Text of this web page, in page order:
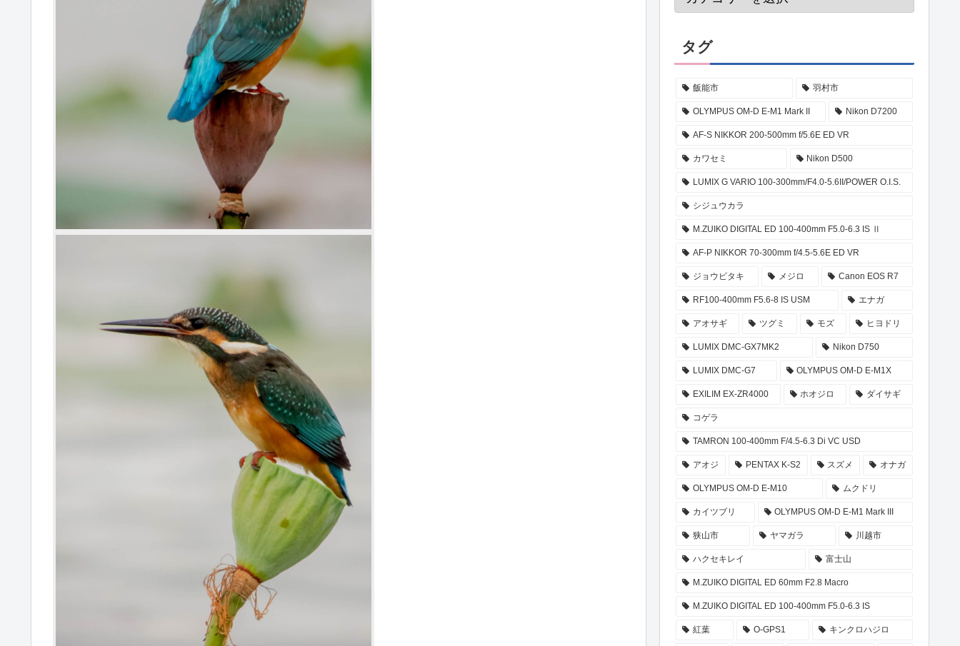
タグ
飯能市 羽村市
OLYMPUS OM-D E-M1 Mark II Nikon D7200
AF-S NIKKOR 200-500mm f/5.6E ED VR
カワセミ Nikon D500
LUMIX G VARIO 100-300mm/F4.0-5.6II/POWER O.I.S.
シジュウカラ
M.ZUIKO DIGITAL ED 100-400mm F5.0-6.3 IS Ⅱ
AF-P NIKKOR 70-300mm f/4.5-5.6E ED VR
ジョウビタキ メジロ Canon EOS R7
RF100-400mm F5.6-8 IS USM エナガ
アオサギ ツグミ モズ ヒヨドリ
LUMIX DMC-GX7MK2 Nikon D750
LUMIX DMC-G7 OLYMPUS OM-D E-M1X
EXILIM EX-ZR4000 ホオジロ ダイサギ
コゲラ
TAMRON 100-400mm F/4.5-6.3 Di VC USD
アオジ PENTAX K-S2 スズメ オナガ
OLYMPUS OM-D E-M10 ムクドリ
カイツブリ OLYMPUS OM-D E-M1 Mark III
狭山市 ヤマガラ 川越市
ハクセキレイ 富士山
M.ZUIKO DIGITAL ED 60mm F2.8 Macro
M.ZUIKO DIGITAL ED 100-400mm F5.0-6.3 IS
紅葉 O-GPS1 キンクロハジロ